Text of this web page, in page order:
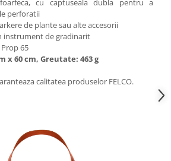
cu captuseala dubla pentru a
perforatii
de plante sau alte accesorii
instrument de gradinarit
65
x 60 cm, Greutate: 463 g
calitatea produselor FELCO.